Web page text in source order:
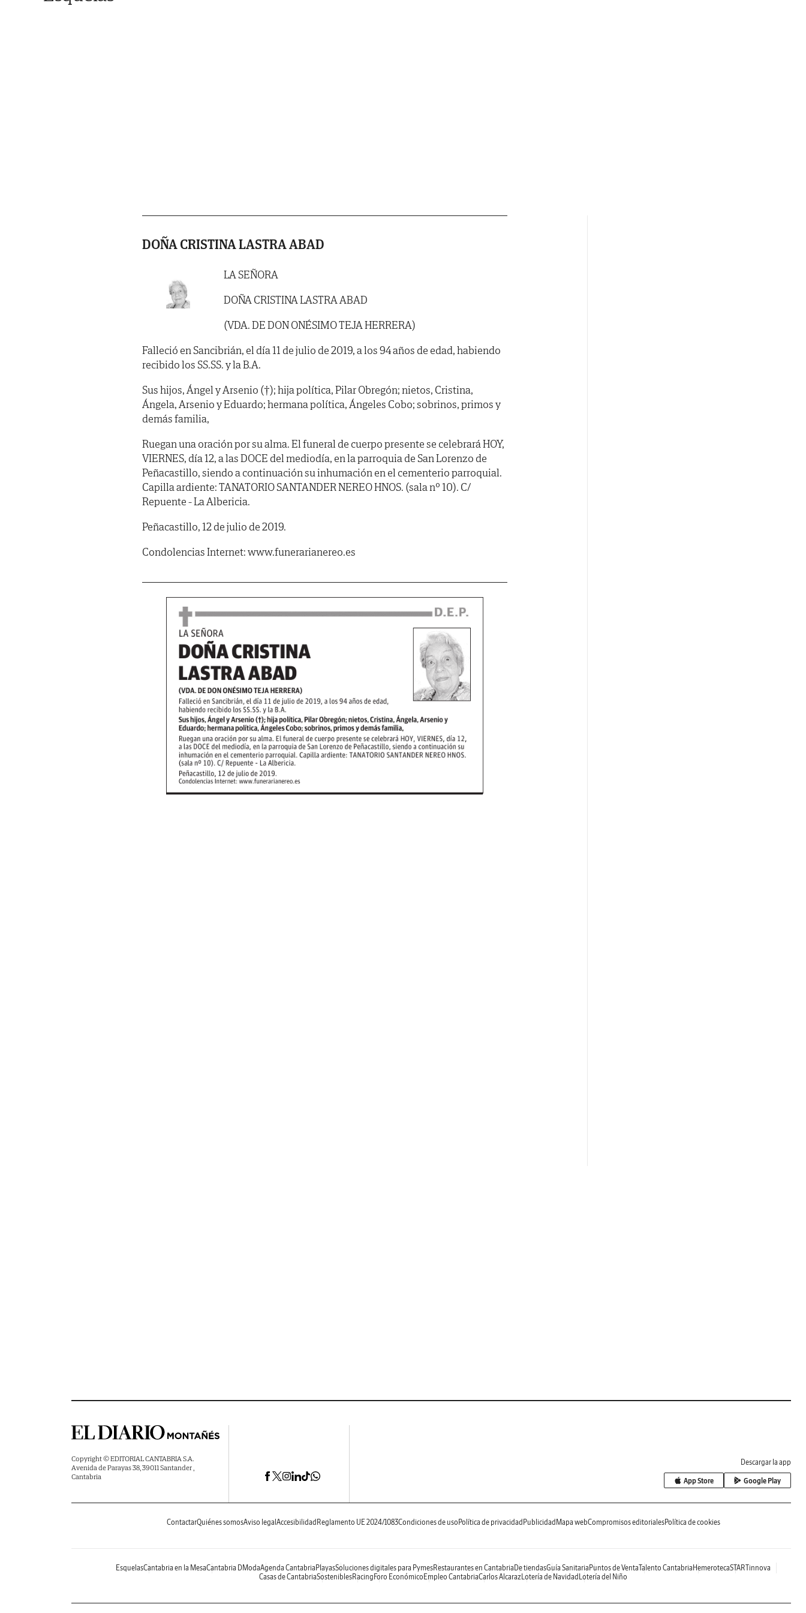
DOÑA CRISTINA LASTRA ABAD
LA SEÑORA
DOÑA CRISTINA LASTRA ABAD
(VDA. DE DON ONÉSIMO TEJA HERRERA)
Falleció en Sancibrián, el día 11 de julio de 2019, a los 94 años de edad, habiendo
recibido los SS.SS. y la B.A.
Sus hijos, Ángel y Arsenio (†); hija política, Pilar Obregón; nietos, Cristina,
Ángela, Arsenio y Eduardo; hermana política, Ángeles Cobo; sobrinos, primos y
demás familia,
Ruegan una oración por su alma. El funeral de cuerpo presente se celebrará HOY,
VIERNES, día 12, a las DOCE del mediodía, en la parroquia de San Lorenzo de
Peñacastillo, siendo a continuación su inhumación en el cementerio parroquial.
Capilla ardiente: TANATORIO SANTANDER NEREO HNOS. (sala nº 10). C/
Repuente - La Albericia.
Peñacastillo, 12 de julio de 2019.
Condolencias Internet: www.funerarianereo.es
Copyright © EDITORIAL CANTABRIA S.A.
Avenida de Parayas 38, 39011 Santander ,
Cantabria
Descargar la app
App Store Google Play
ContactarQuiénes somosAviso legal Accesibilidad Reglamento UE 2024/1083Condiciones de uso Política de privacidad Publicidad Mapa webCompromisos editorialesPolítica de cookies
EsquelasCantabria en la MesaCantabria DModaAgenda Cantabria PlayasSoluciones digitales para PymesRestaurantes en Cantabria De tiendasGuía Sanitaria Puntos de VentaTalento Cantabria HemerotecaSTARTinnova
Casas de CantabriaSosteniblesRacing Foro Económico Empleo CantabriaCarlos AlcarazLotería de Navidad Lotería del Niño